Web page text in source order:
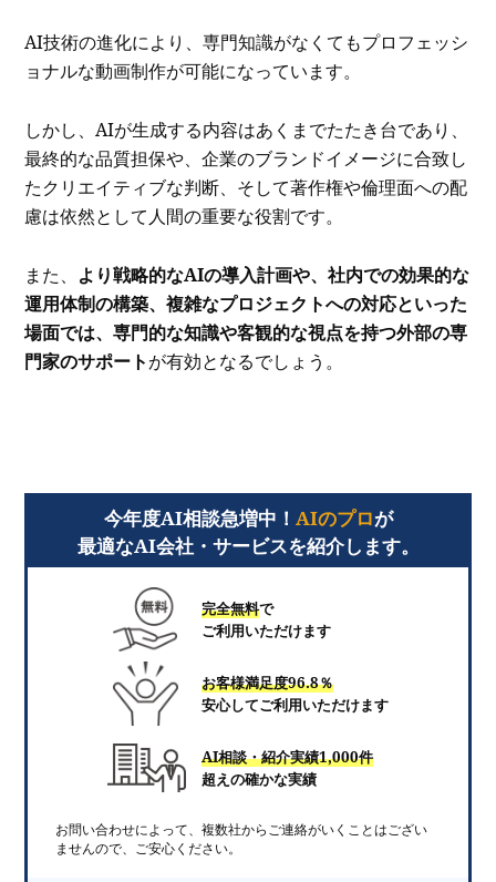
AI技術の進化により、専門知識がなくてもプロフェッシ
ョナルな動画制作が可能になっています。
しかし、AIが生成する内容はあくまでたたき台であり、
最終的な品質担保や、企業のブランドイメージに合致し
たクリエイティブな判断、そして著作権や倫理面への配
慮は依然として人間の重要な役割です。
また、 より戦略的なAIの導入計画や、社内での効果的な
運用体制の構築、複雑なプロジェクトへの対応といった
場面では、専門的な知識や客観的な視点を持つ外部の専
門家のサポートが有効となるでしょう。
今年度AI相談急増中！ AIのプロが
最適なAI会社・サービスを紹介します。
完全無料で
ご利用いただけます
お客様満足度96.8％
安心してご利用いただけます
AI相談・紹介実績1,000件
超えの確かな実績
お問い合わせによって、複数社からご連絡がいくことはござい
ませんので、ご安心ください。